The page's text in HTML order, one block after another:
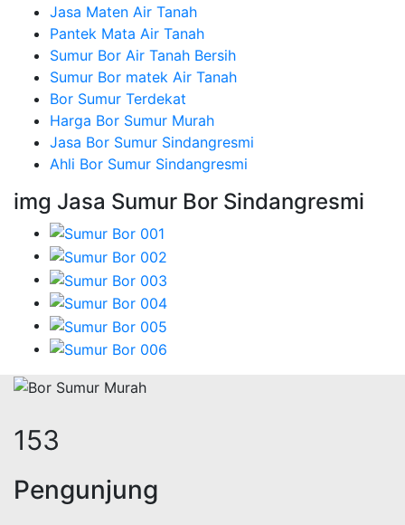
Jasa Maten Air Tanah
Pantek Mata Air Tanah
Sumur Bor Air Tanah Bersih
Sumur Bor matek Air Tanah
Bor Sumur Terdekat
Harga Bor Sumur Murah
Jasa Bor Sumur Sindangresmi
Ahli Bor Sumur Sindangresmi
img Jasa Sumur Bor Sindangresmi
188
Pengunjung